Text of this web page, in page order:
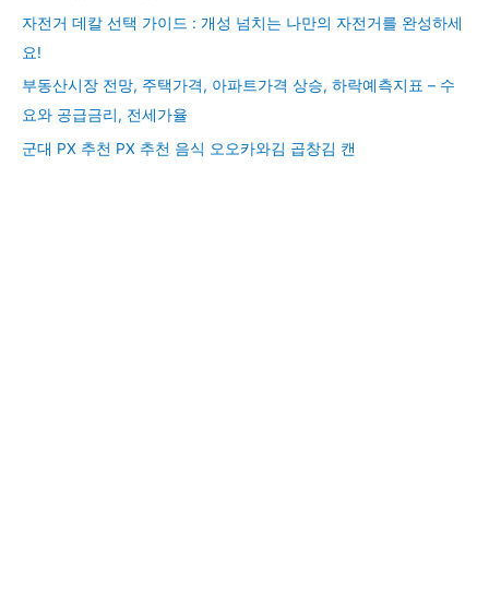
자전거 데칼 선택 가이드 : 개성 넘치는 나만의 자전거를 완성하세
요!
부동산시장 전망, 주택가격, 아파트가격 상승, 하락예측지표 – 수
요와 공급금리, 전세가율
군대 PX 추천 PX 추천 음식 오오카와김 곱창김 캔